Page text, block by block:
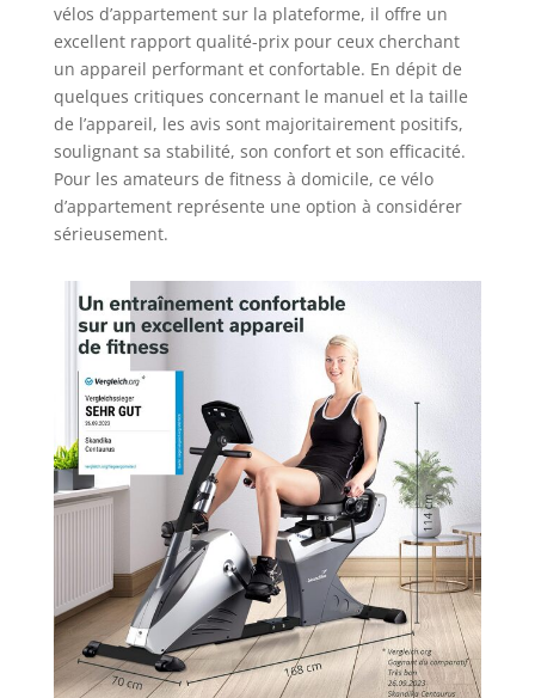
vélos d’appartement sur la plateforme, il offre un
excellent rapport qualité-prix pour ceux cherchant
un appareil performant et confortable. En dépit de
quelques critiques concernant le manuel et la taille
de l’appareil, les avis sont majoritairement positifs,
soulignant sa stabilité, son confort et son efficacité.
Pour les amateurs de fitness à domicile, ce vélo
d’appartement représente une option à considérer
sérieusement.